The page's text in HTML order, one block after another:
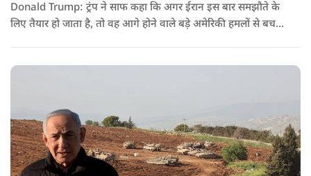
Donald Trump: ट्रंप ने साफ कहा कि अगर ईरान इस बार समझौते के
लिए तैयार हो जाता है, तो वह आगे होने वाले बड़े अमेरिकी हमलों से बच